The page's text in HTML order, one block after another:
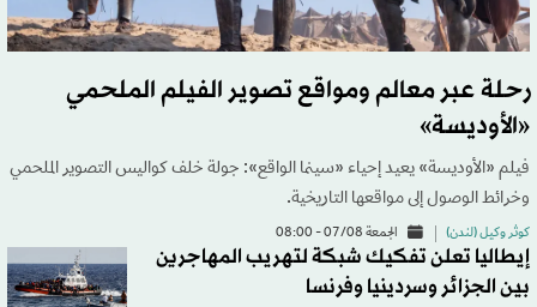
رحلة عبر معالم ومواقع تصوير الفيلم الملحمي
«الأوديسة»
فيلم «الأوديسة» يعيد إحياء «سينما الواقع»: جولة خلف كواليس التصوير الملحمي
وخرائط الوصول إلى مواقعها التاريخية.
كوثر وكيل (لندن) الجمعة 07/08 - 08:00
إيطاليا تعلن تفكيك شبكة لتهريب المهاجرين
بين الجزائر وسردينيا وفرنسا